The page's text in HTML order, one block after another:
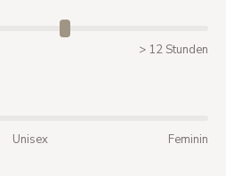
> 12 Stunden
Unisex Feminin